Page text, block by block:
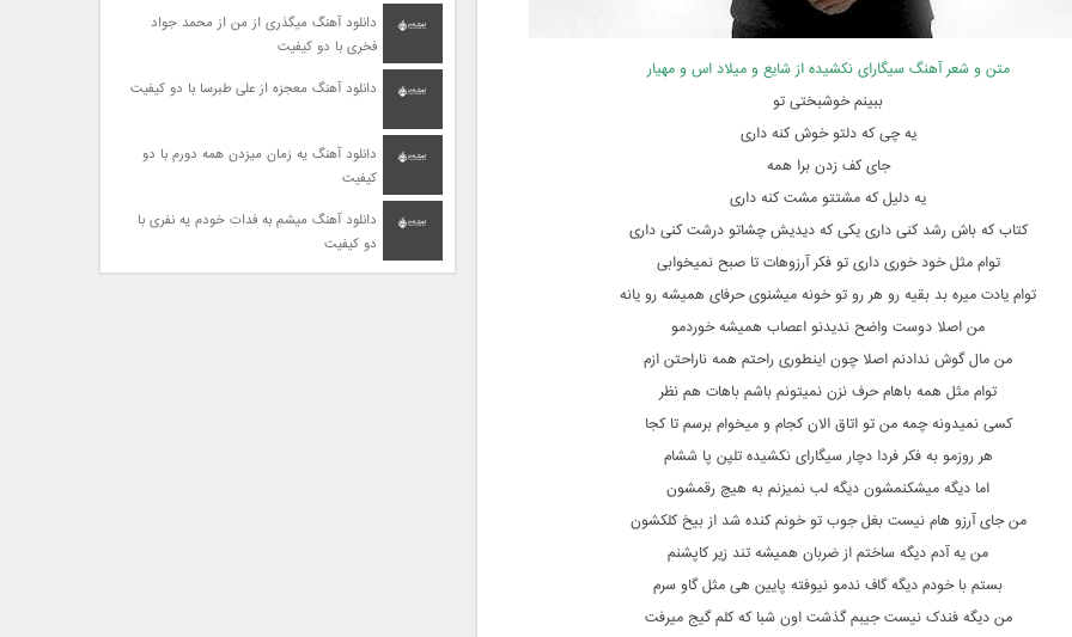
متن و شعر آهنگ سیگارای نکشیده از شایع و میلاد اس و مهیار
ببینم خوشبختی تو
یه چی که دلتو خوش کنه داری
جای کف زدن برا همه
یه دلیل که مشتتو مشت کنه داری
کتاب که باش رشد کنی داری یکی که دیدیش چشاتو درشت کنی داری
توام مثل خود خوری داری تو فکر آرزوهات تا صبح نمیخوابی
توام یادت میره بد بقیه رو هر رو تو خونه میشنوی حرفای همیشه رو یانه
من اصلا دوست واضح ندیدنو اعصاب همیشه خوردمو
من مال گوش ندادنم اصلا چون اینطوری راحتم همه ناراحتن ازم
توام مثل همه باهام حرف نزن نمیتونم باشم باهات هم نظر
کسی نمیدونه چمه من تو اتاق الان کجام و میخوام برسم تا کجا
هر روزمو به فکر فردا دچار سیگارای نکشیده تلپن پا ششام
اما دیگه میشکنمشون دیگه لب نمیزنم به هیچ رقمشون
من جای آرزو هام نیست بغل جوب تو خونم کنده شد از بیخ کلکشون
من یه آدم دیگه ساختم از ضربان همیشه تند زیر کاپشنم
بستم با خودم دیگه گاف ندمو نیوفته پایین هی مثل گاو سرم
من دیگه فندک نیست جیبم گذشت اون شبا که کلم گیج میرفت
دانلود آهنگ میگذری از من از محمد جواد
فخری با دو کیفیت
دانلود آهنگ معجزه از علی طبرسا با دو کیفیت
دانلود آهنگ یه زمان میزدن همه دورم با دو
کیفیت
دانلود آهنگ میشم به فدات خودم یه نفری با
دو کیفیت